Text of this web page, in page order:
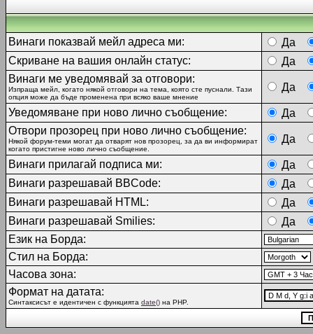
Винаги показвай мейл адреса ми:
Да
Скриване на вашия онлайн статус:
Да
Винаги ме уведомявай за отговори:
Изпраща мейл, когато някой отговори на тема, която сте пуснали. Тази
опция може да бъде променена при всяко ваше мнение
Да
Уведомяване при ново лично съобщение:
Да
Отвори прозорец при ново лично съобщение:
Някой форум-теми могат да отварят нов прозорец, за да ви информират
когато пристигне ново лично съобщение.
Да
Винаги прилагай подписа ми:
Да
Винаги разрешавай BBCode:
Да
Винаги разрешавай HTML:
Да
Винаги разрешавай Smilies:
Да
Език на Борда:
Стил на Борда:
Часова зона:
Формат на датата:
Синтаксисът е идентичен с функцията date() на PHP.